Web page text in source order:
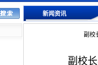
新闻资讯
副校
副校